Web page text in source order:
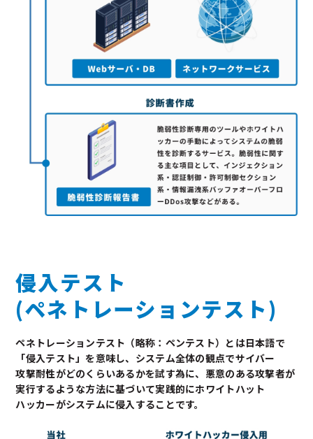
侵入テスト
(ペネトレーションテスト)
ペネトレーションテスト（略称：ペンテスト）とは日本語で
「侵入テスト」を意味し、 システム全体の観点でサイバー
攻撃耐性がどのくらいあるかを試す為に、悪意のある攻撃者が
実行するような方法に基づいて実践的にホワイトハット
ハッカーがシステムに侵入することです。